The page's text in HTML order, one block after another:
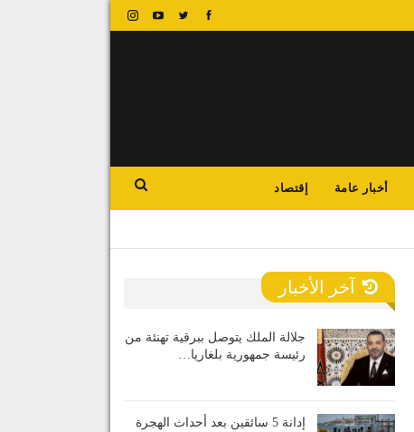
أخبار عامة إقتصاد
آخر الأخبار
جلالة الملك يتوصل ببرقية تهنئة من
رئيسة جمهورية بلغاريا…
إدانة 5 سائقين بعد أحداث الهجرة